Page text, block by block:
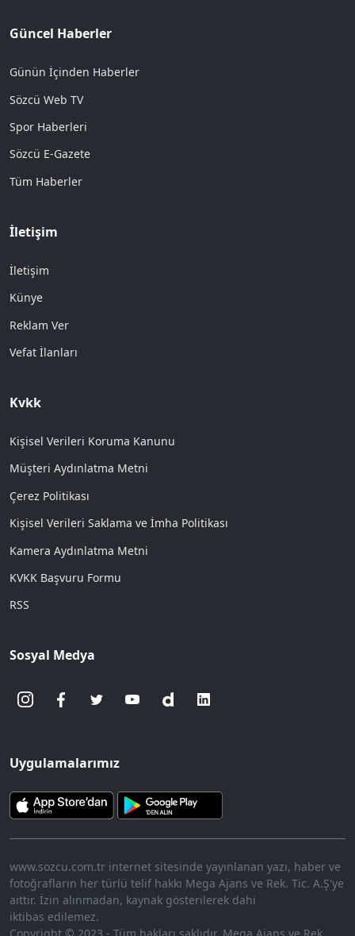
Güncel Haberler
Günün İçinden Haberler
Sözcü Web TV
Spor Haberleri
Sözcü E-Gazete
Tüm Haberler
İletişim
İletişim
Künye
Reklam Ver
Vefat İlanları
Kvkk
Kişisel Verileri Koruma Kanunu
Müşteri Aydınlatma Metni
Çerez Politikası
Kişisel Verileri Saklama ve İmha Politikası
Kamera Aydınlatma Metni
KVKK Başvuru Formu
RSS
Sosyal Medya
Uygulamalarımız
www.sozcu.com.tr internet sitesinde yayınlanan yazı, haber ve
fotoğrafların her türlü telif hakkı Mega Ajans ve Rek. Tic. A.Ş'ye
aittir. İzin alınmadan, kaynak gösterilerek dahi
iktibas edilemez.